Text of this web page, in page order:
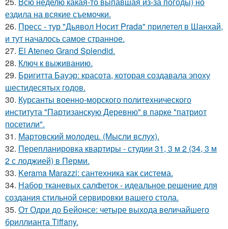
ездила на всякие съемочки.
26. Пресс - тур "Дьявол Носит Prada" прилетел в Шанхай,
и тут началось самое странное.
27. El Ateneo Grand Splendid.
28. Ключ к выживанию.
29. Бригитта Бауэр: красота, которая создавала эпоху
шестидесятых годов.
30. Курсанты военно-морского политехнического
института "Партизанскую Деревню" в парке "патриот
посетили".
31. Мартовский молодец. (Мысли вслух).
32. Перепланировка квартиры - студии 31, 3 м 2 (34, 3 м
2 с лоджией) в Перми.
33. Kerama Marazzi: сантехника как система.
34. Набор тканевых салфеток - идеальное решение для
создания стильной сервировки вашего стола.
35. От Одри до Бейонсе: четыре выхода величайшего
бриллианта Tiffany.